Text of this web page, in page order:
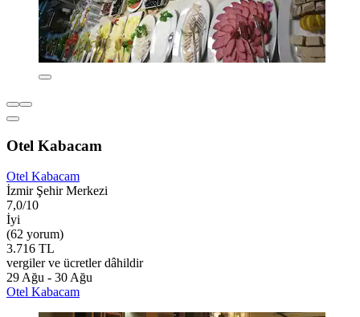
Otel Kabacam
Otel Kabacam
İzmir Şehir Merkezi
7,0/10
İyi
(62 yorum)
3.716 TL
vergiler ve ücretler dâhildir
29 Ağu - 30 Ağu
Otel Kabacam